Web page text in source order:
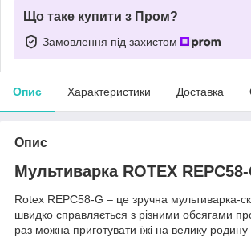
Що таке купити з Пром?
Замовлення під захистом
Опис Характеристики Доставка
Опис
Мультиварка ROTEX
Rotex REPC58-G – це зручна мультиварка-
швидко справляється з різними обсягами
раз можна приготувати їжі на велику родину